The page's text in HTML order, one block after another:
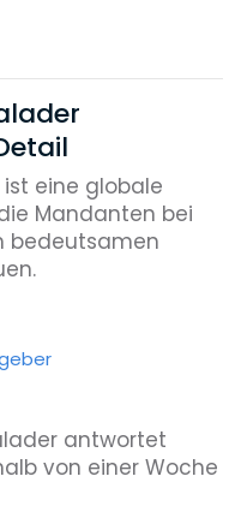
eine globale
Mandanten bei
bedeutsamen
antwortet
von einer Woche